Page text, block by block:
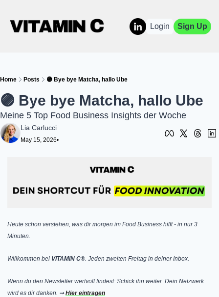
Login Sign Up
Home Posts 🟣 Bye bye Matcha, hallo Ube
🟣 Bye bye Matcha, hallo Ube
Meine 5 Top Food Business Insights der Woche
Lia Carlucci
May 15, 2026•
Heute schon verstehen, was dir morgen im Food Business hilft - in nur 3
Minuten.
Willkommen bei VITAMIN C®. Jeden zweiten Freitag in deiner Inbox.
Wenn du den Newsletter wertvoll findest: Schick ihn weiter. Dein Netzwerk
wird es dir danken. ➞ Hier eintragen